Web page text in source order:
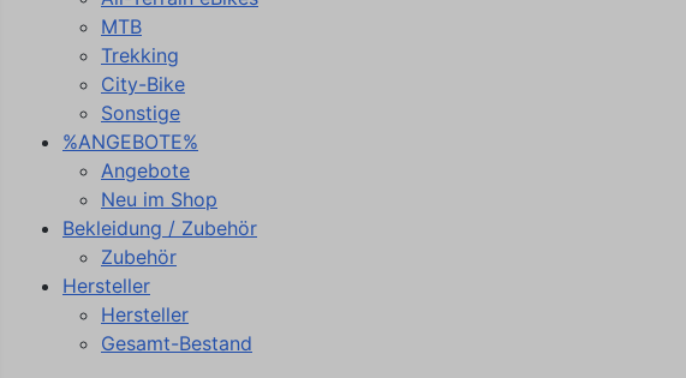
MTB
Trekking
City-Bike
Sonstige
%ANGEBOTE%
Angebote
Neu im Shop
Bekleidung / Zubehör
Zubehör
Hersteller
Hersteller
Gesamt-Bestand